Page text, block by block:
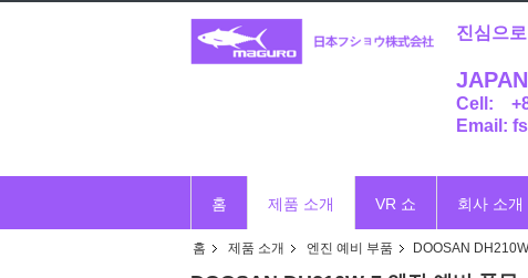
진심으
Cell:
Email:
홈 제품 소개 VR 쇼 회사 소개
홈 제품 소개 엔진 예비 부품 DOOSAN